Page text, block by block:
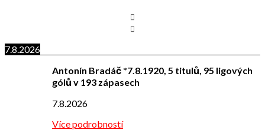
7.8.2026
Antonín Bradáč *7.8.1920, 5 titulů, 95 ligových
gólů v 193 zápasech
7.8.2026
Více podrobností